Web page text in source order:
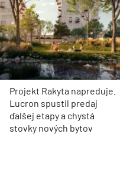
Projekt Rakyta napreduje.
Lucron spustil predaj
ďalšej etapy a chystá
stovky nových bytov